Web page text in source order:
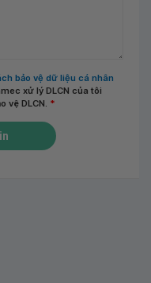
bảo vệ dữ liệu cá nhân
xử lý DLCN của tôi
vệ DLCN. *